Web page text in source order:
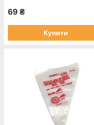
69 ₴
Купити